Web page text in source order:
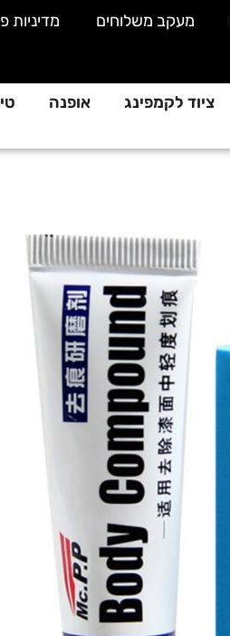
מעקב משלוחים מדיניות
ציוד לקמפינג אופנה